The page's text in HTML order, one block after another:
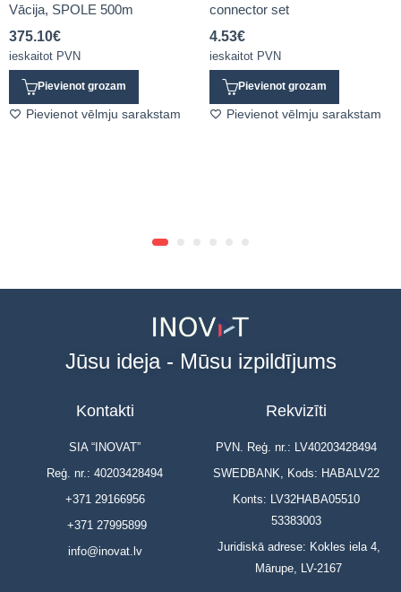
Vācija, SPOLE 500m
375.10€
ieskaitot PVN
Pievienot grozam
Pievienot vēlmju sarakstam
connector set
4.53€
ieskaitot PVN
Pievienot grozam
Pievienot vēlmju sarakstam
Jūsu ideja - Mūsu izpildījums
Kontakti
SIA “INOVAT”
Reģ. nr.: 40203428494
+371 29166956
+371 27995899
info@inovat.lv
Rekvizīti
PVN. Reģ. nr.: LV40203428494
SWEDBANK, Kods: HABALV22
Konts: LV32HABA05510
53383003
Juridiskā adrese: Kokles iela 4,
Mārupe, LV-2167